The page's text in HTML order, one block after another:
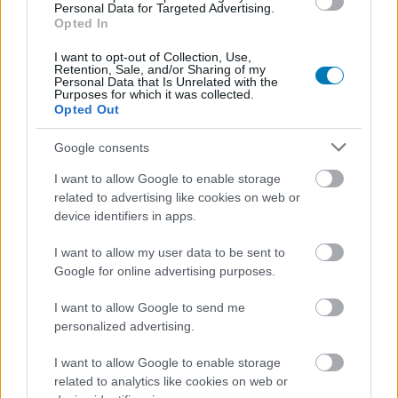
Personal Data for Targeted Advertising.
Opted In
I want to opt-out of Collection, Use,
Retention, Sale, and/or Sharing of my
Personal Data that Is Unrelated with the
Purposes for which it was collected.
Opted Out
Google consents
I want to allow Google to enable storage
related to advertising like cookies on web or
device identifiers in apps.
I want to allow my user data to be sent to
Google for online advertising purposes.
I want to allow Google to send me
personalized advertising.
I want to allow Google to enable storage
related to analytics like cookies on web or
Az akciósztárok sorát felvonultató franchise
már túljutott a zenitjén, így erősen kérdéses,
hogy egy női spin-off revitalizálja vagy inkább
rázárja a koporsófedelet.
Loaded:
Hollywood nem mondott le végleg A feláldozhatók (The
Expendables) női változatáról, egy évtizednyi csend után
ismét mozgásba lendült a régóta tervezett spin-off, a
The Expendabelles. Noha korábban már többször is
nekifutottak a megvalósításnak, eddig minden
dolgoznak rajta -tudta meg aThe Hollywood Reporter
Az eredeti széria Sylvester Stallone vezetésével indult
2010-ben David Callaham kreatív irányítása mellett, és a